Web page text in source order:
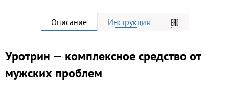
Описание Инструкция
Уротрин — комплексное средство от
мужских проблем